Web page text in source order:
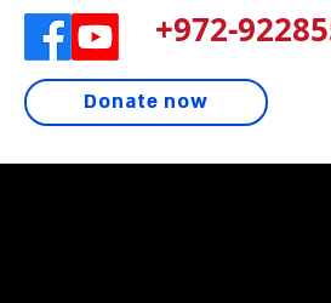
972-
Donate now